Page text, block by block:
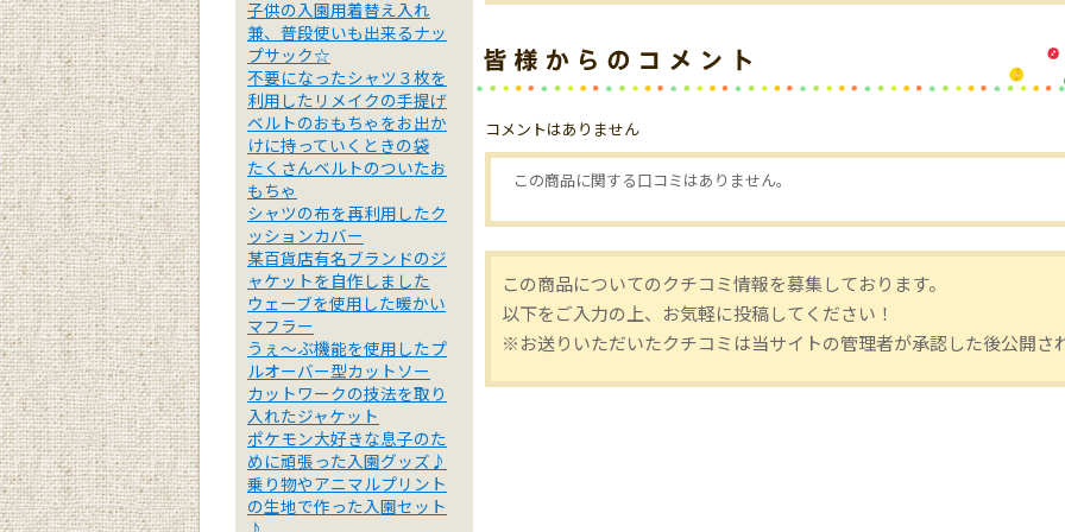
コメントはありません
この商品に関する口コミはありません。
この商品についてのクチコミ情報を募集しております。
以下をご入力の上、お気軽に投稿してください！
※お送りいただいたクチコミは当サイトの管理者が承認した後公開さ
子供の入園用着替え入れ
兼、普段使いも出来るナッ
プサック☆
不要になったシャツ３枚を
利用したリメイクの手提げ
ベルトのおもちゃをお出か
けに持っていくときの袋
たくさんベルトのついたお
もちゃ
シャツの布を再利用したク
ッションカバー
某百貨店有名ブランドのジ
ャケットを自作しました
ウェーブを使用した暖かい
マフラー
うぇ～ぶ機能を使用したプ
ルオーバー型カットソー
カットワークの技法を取り
入れたジャケット
ポケモン大好きな息子のた
めに頑張った入園グッズ♪
乗り物やアニマルプリント
の生地で作った入園セット